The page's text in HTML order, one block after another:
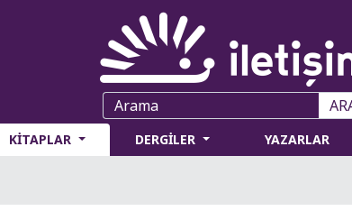
KİTAPLAR DERGİLER YAZARLAR